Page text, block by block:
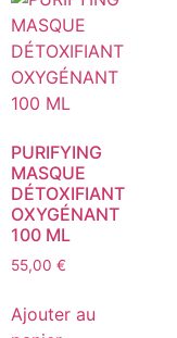
PURIFYING
MASQUE
DÉTOXIFIANT
OXYGÉNANT
100 ML
55,00 €
Ajouter au